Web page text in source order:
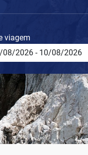
viagem